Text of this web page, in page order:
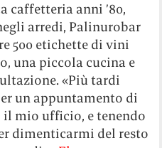
caffetteria anni ’80,
arredi, Palinurobar
500 etichette di vini
una piccola cucina e
«Più tardi
un appuntamento di
il mio ufficio, e tenendo
dimenticarmi del resto